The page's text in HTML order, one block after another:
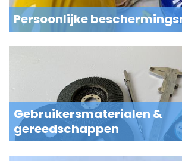
Persoonlijke
Gebruikersmaterialen &
gereedschappen